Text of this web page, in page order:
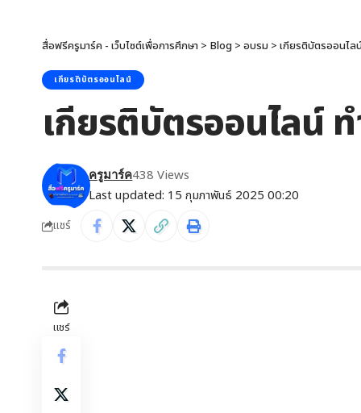
สื่อฟรีครูมาร์ค - เว็บไซต์เพื่อการศึกษา > Blog > อบรม > เกียรติบัตรออนไล
เกียรติบัตรออนไลน์
เกียรติบัตรออนไลน์
Last updated: 15 กุมภาพันธ์ 2025 00:20
ครูมาร์ค438 Views
แชร์
แชร์